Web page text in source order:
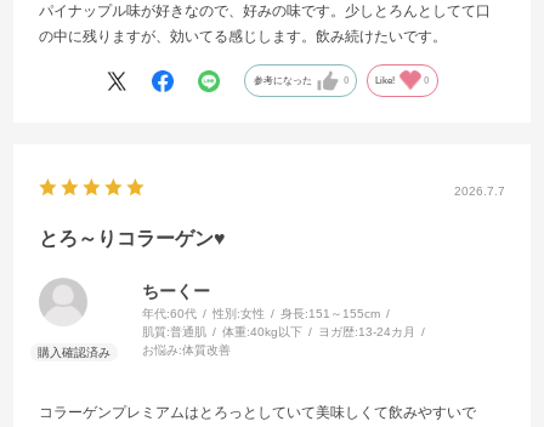
パイナップル味が好きなので、好みの味です。少しとろんとしてて口
の中に残りますが、効いてる感じします。飲み続けたいです。
参考になった 0 Like! 0
2026.7.7
とろ～りコラーゲン♥️
ちーくー
年代:60代 性別:女性 身長:151～155cm
肌質:普通肌 体重:40kg以下 ヨガ歴:13-24カ月
お悩み:体質改善
コラーゲンプレミアムはとろっとしていて美味しくて飲みやすいで